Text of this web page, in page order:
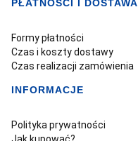
PŁATNOŚCI I DOSTAWA
Formy płatności
Czas i koszty dostawy
Czas realizacji zamówienia
INFORMACJE
Polityka prywatności